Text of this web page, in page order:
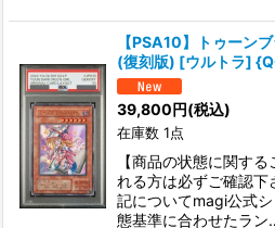
【PSA10】トゥーン
(復刻版) [ウルトラ]
39,800円(税込)
在庫数 1点
【商品の状態に関す
れる方は必ずご確認下
記についてmagi公式
態基準に合わせたラン